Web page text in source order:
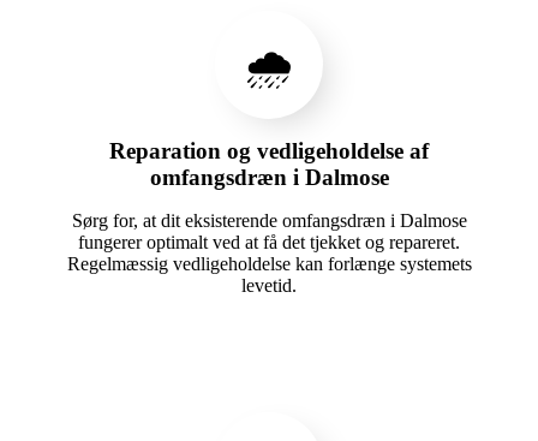
🌧️
Reparation og vedligeholdelse af
omfangsdræn i Dalmose
Sørg for, at dit eksisterende omfangsdræn i Dalmose
fungerer optimalt ved at få det tjekket og repareret.
Regelmæssig vedligeholdelse kan forlænge systemets
levetid.